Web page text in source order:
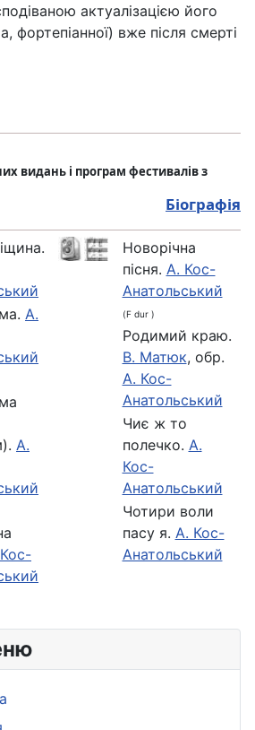
актуалізацією його
фортепіанної) вже після смерті
видань і програм фестивалів з
Біографія
А.
А.
Новорічна
пісня. А. Кос-
Анатольський
(F dur )
Родимий краю.
В. Матюк, обр.
А. Кос-
Анатольський
Чиє ж то
полечко. А.
Кос-
Анатольський
Чотири воли
пасу я. А. Кос-
Анатольський